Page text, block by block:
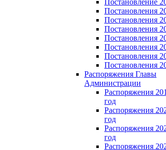
Постановление
Постановления
Постановления
Постановления
Постановления
Постановления
Постановления
Постановления
Распоряжения Главы
Администрации
Распоряжения
год
Распоряжения
год
Распоряжения
год
Распоряжения